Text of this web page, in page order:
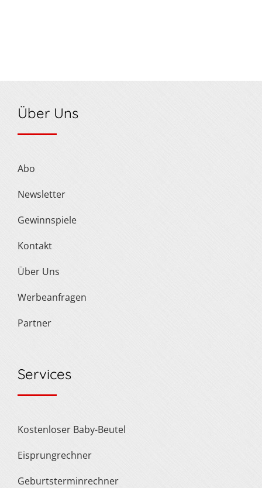
Über Uns
Abo
Newsletter
Gewinnspiele
Kontakt
Über Uns
Werbeanfragen
Partner
Services
Kostenloser Baby-Beutel
Eisprungrechner
Geburtsterminrechner